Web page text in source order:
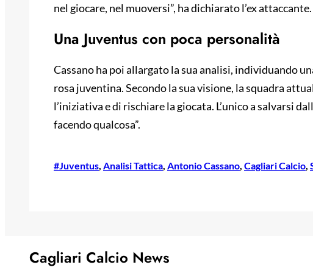
nel giocare, nel muoversi”, ha dichiarato l’ex attaccante.
Una Juventus con poca personalità
Cassano ha poi allargato la sua analisi, individuando
rosa juventina. Secondo la sua visione, la squadra
l’iniziativa e di rischiare la giocata. L’unico a salvarsi
facendo qualcosa”.
#Juventus, Analisi Tattica, Antonio Cassano, Cagliari Calcio,
Cagliari Calcio News